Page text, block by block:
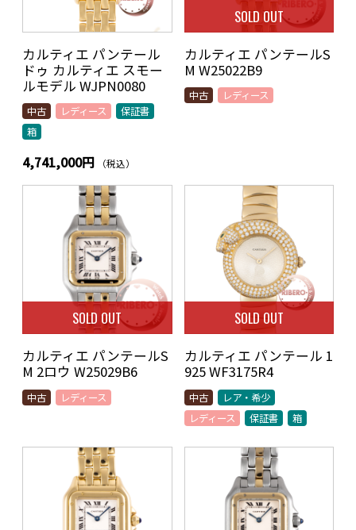
カルティエ パンテール
ドゥ カルティエ スモー
ルモデル WJPN0080
中古 レディース
保証書
箱
4,741,000円 （税込）
SOLD OUT
カルティエ パンテールS
M W25022B9
中古 レディース
SOLD OUT
カルティエ パンテールS
M 2ロウ W25029B6
中古 レディース
SOLD OUT
カルティエ パンテール 1
925 WF3175R4
中古
レア・希少
レディース
保証書 箱